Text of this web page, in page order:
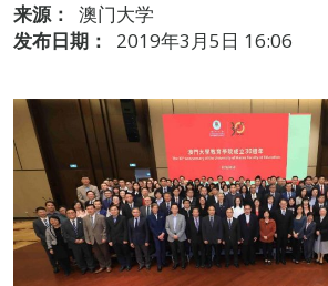
来源：
澳门大学
发布日期：
2019年3月5日 16:06